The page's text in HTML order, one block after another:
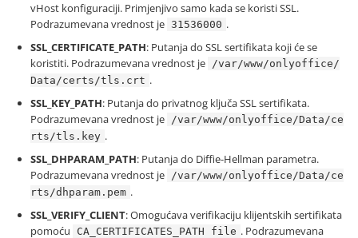
vHost konfiguraciji. Primjenjivo samo kada se koristi SSL.
Podrazumevana vrednost je 31536000 .
SSL_CERTIFICATE_PATH: Putanja do SSL sertifikata koji će se
koristiti. Podrazumevana vrednost je /var/www/onlyoffice/
Data/certs/tls.crt .
SSL_KEY_PATH: Putanja do privatnog ključa SSL sertifikata.
Podrazumevana vrednost je /var/www/onlyoffice/Data/ce
rts/tls.key .
SSL_DHPARAM_PATH: Putanja do Diffie-Hellman parametra.
Podrazumevana vrednost je /var/www/onlyoffice/Data/ce
rts/dhparam.pem .
SSL_VERIFY_CLIENT: Omogućava verifikaciju klijentskih sertifikata
pomoću
CA_CERTIFICATES_PATH file . Podrazumevana